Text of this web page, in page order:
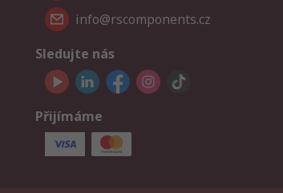
info@rscomponents.cz
Sledujte nás
Přijímáme